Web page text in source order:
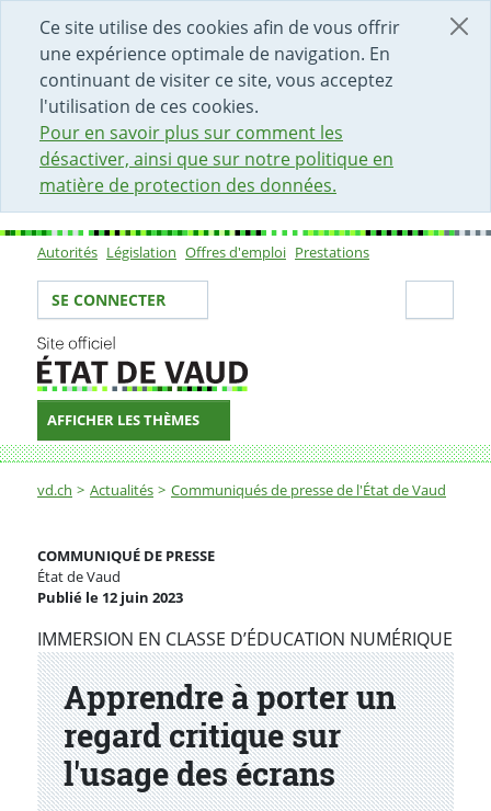
Ce site utilise des cookies afin de vous offrir
une expérience optimale de navigation. En
continuant de visiter ce site, vous acceptez
l'utilisation de ces cookies.
Pour en savoir plus sur comment les
désactiver, ainsi que sur notre politique en
matière de protection des données.
DÉBUT DU CONTENU DE LA PAGE
ACCÈS AU CHAMP DE RECHERCHE
PAGE D'ACCUEIL
FORMULAIRE DE CONTACT
Sous-navigation
Autorités Législation Offres d'emploi Prestations
Votre identité
SE CONNECTER
AFFICHER LES THÈMES
Fil d'Ariane
vd.ch Actualités Communiqués de presse de l'État de Vaud
Apprendre à porter un regard critique sur l'usage des
Apprendre à porter un
regard critique sur
l'usage des écrans
COMMUNIQUÉ DE PRESSE
État de Vaud
Publié le 12 juin 2023
Partenaire(s)
IMMERSION EN CLASSE D’ÉDUCATION NUMÉRIQUE